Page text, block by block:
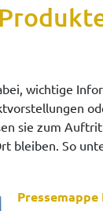
wichtige
sie zum
bleiben. So